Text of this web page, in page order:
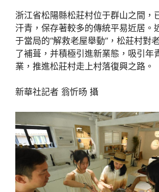
浙江省松陽縣松莊村位于群山之間，
汗青，保存著較多的傳統平易近居。
于當局的“解救老屋舉動”，松莊村對
了補葺，并積極引進新業態，吸引年
業，推進松莊村走上村落復興之路。
新華社記者 翁忻旸 攝